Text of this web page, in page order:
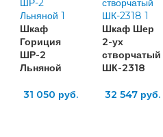
Шкаф
Гориция
ШР-2
Льняной
31 050 руб.
Шкаф Шер
2-ух
створчатый
ШК-2318
32 547руб.